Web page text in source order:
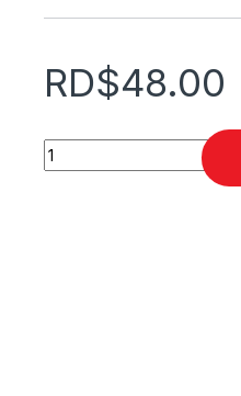
RD$48.00
ARVAS 10 MG X UNID.